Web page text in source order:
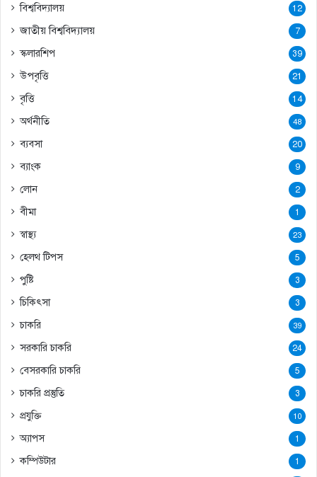
বিশ্ববিদ্যালয় 12
জাতীয় বিশ্ববিদ্যালয় 7
স্কলারশিপ 39
উপবৃত্তি 21
বৃত্তি 14
অর্থনীতি 48
ব্যবসা 20
ব্যাংক 9
লোন 2
বীমা 1
স্বাস্থ্য 23
হেলথ টিপস 5
পুষ্টি 3
চিকিৎসা 3
চাকরি 39
সরকারি চাকরি 24
বেসরকারি চাকরি 5
চাকরি প্রস্তুতি 3
প্রযুক্তি 10
অ্যাপস 1
কম্পিউটার 1